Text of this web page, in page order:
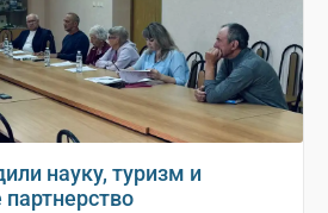
науку, туризм и